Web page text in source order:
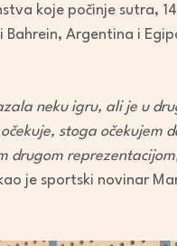
koje počinje sutra,
Bahrein, Argentina i
neku igru, ali je u
stoga očekujem
drugom
je sportski novinar